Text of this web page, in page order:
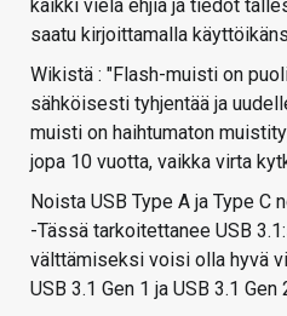
kaikki vielä ehjiä ja tiedot
saatu kirjoittamalla
Wikistä : "Flash-muisti on
sähköisesti tyhjentää ja
muisti on haihtumaton
jopa 10 vuotta, vaikka virta
Noista USB Type A ja Type C
-Tässä tarkoitettanee USB
välttämiseksi voisi olla hyvä
USB 3.1 Gen 1 ja USB 3.1 Gen